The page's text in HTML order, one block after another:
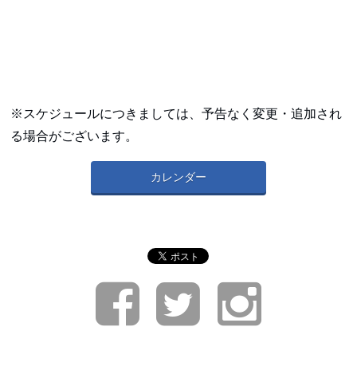
※スケジュールにつきましては、予告なく変更・追加され
る場合がございます。
カレンダー